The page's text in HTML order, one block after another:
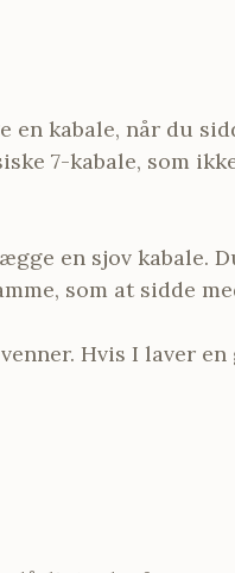
kabale, når du
7-kabale, som
en sjov kabale.
som at sidde
Hvis I laver